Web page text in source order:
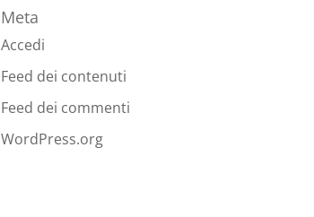
Meta
Accedi
Feed dei contenuti
Feed dei commenti
WordPress.org